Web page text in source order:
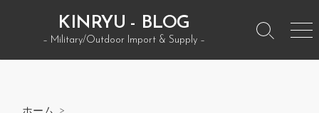
ン
KINRYU - BLOG
– Military/Outdoor Import & Supply –
検
メ
ホーム >